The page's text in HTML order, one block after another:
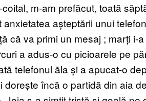
m-am prefăcut, toată
așteptării unui
că va primi un mesaj ; marți i-
a adus-o cu picioarele pe
telefonul ăla și a apucat-o
încă o partidă din aia